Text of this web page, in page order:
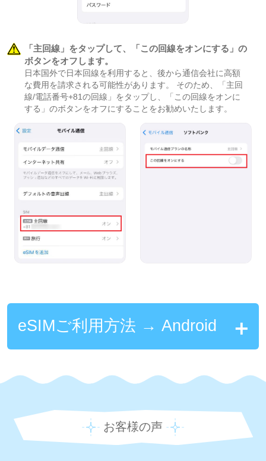
「主回線」をタップして、「この回線をオンにする」の
ボタンをオフします。
日本国外で日本回線を利用すると、後から通信会社に高額
な費用を請求される可能性があります。 そのため、「主回
線/電話番号+81の回線」をタップし、「この回線をオンに
する」のボタンをオフにすることをお勧めいたします。
eSIMご利用方法 → Android
お客様の声